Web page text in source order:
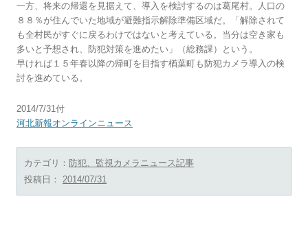
一方、将来の帰還を見据えて、導入を検討するのは葛尾村。人口の
８８％が住んでいた地域が避難指示解除準備区域だ。「解除されて
も全村民がすぐに戻るわけではないと考えている。当分は空き家も
多いと予想され、防犯対策を進めたい」（総務課）という。
早ければ１５年春以降の帰町を目指す楢葉町も防犯カメラ導入の検
討を進めている。
2014/7/31付
河北新報オンラインニュース
カテゴリ： 防犯、監視カメラニュース記事
投稿日： 2014/07/31